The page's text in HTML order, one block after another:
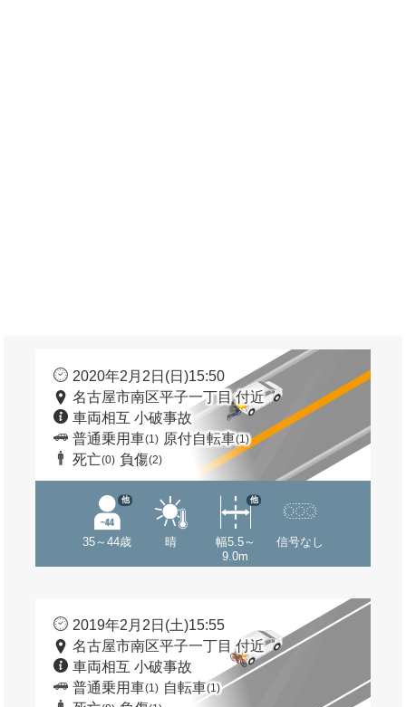
2020年2月2日(日)15:50
名古屋市南区平子一丁目 付近
車両相互 小破事故
普通乗用車(1) 原付自転車(1)
死亡(0) 負傷(2)
35～44歳
他
晴
幅5.5～
9.0m
他
信号なし
2019年2月2日(土)15:55
名古屋市南区平子一丁目 付近
車両相互 小破事故
普通乗用車(1) 自転車(1)